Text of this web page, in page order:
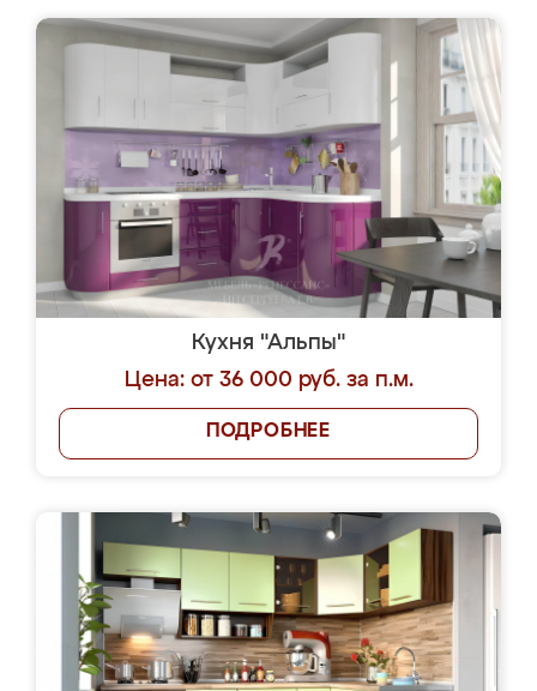
Кухня "Альпы"
Цена: от 36 000 руб. за п.м.
ПОДРОБНЕЕ